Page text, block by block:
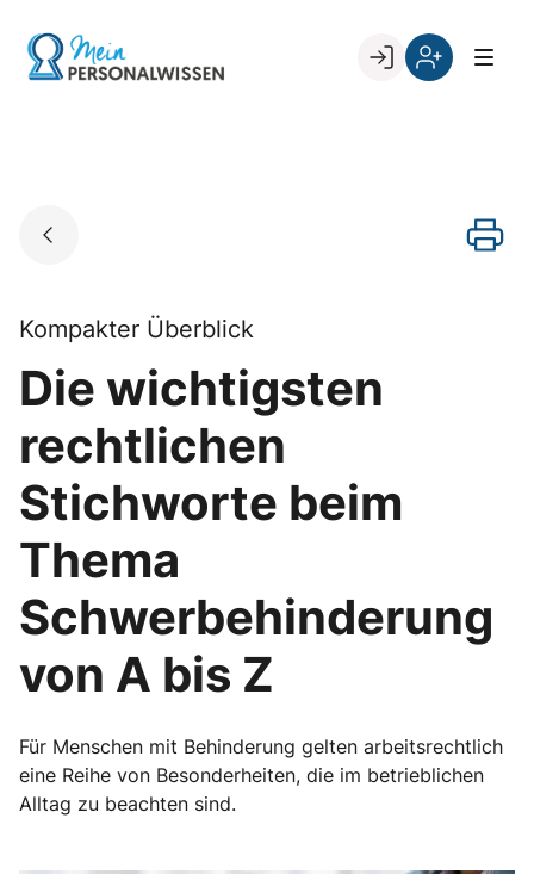
content
Go to landing page.
Kompakter Überblick
Die wichtigsten
rechtlichen
Stichworte beim
Thema
Schwerbehinderung
von A bis Z
Für Menschen mit Behinderung gelten arbeitsrechtlich
eine Reihe von Besonderheiten, die im betrieblichen
Alltag zu beachten sind.